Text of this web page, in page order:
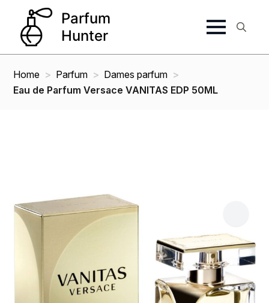
Home Parfum
Dames parfum
Eau de Parfum Versace VANITAS EDP 50ML